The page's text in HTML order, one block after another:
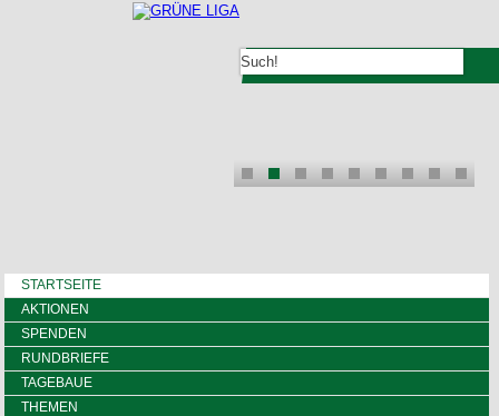
STARTSEITE
AKTIONEN
SPENDEN
RUNDBRIEFE
TAGEBAUE
THEMEN